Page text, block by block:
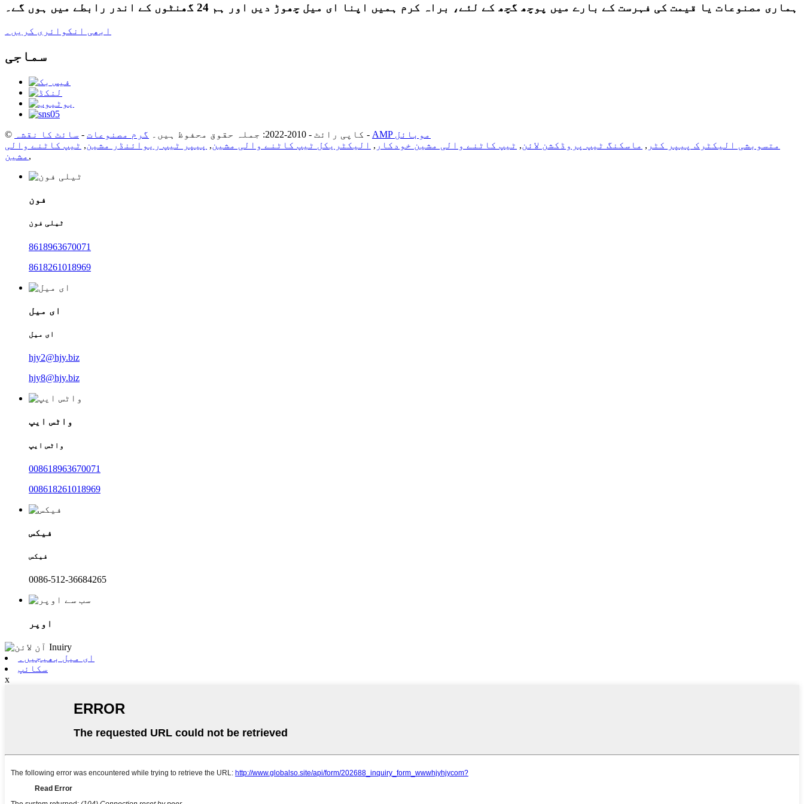
ہماری مصنوعات یا قیمت کی فہرست کے بارے میں پوچھ گچھ کے لئے، براہ کرم ہمیں اپنا ای میل چھوڑ دیں اور ہم 24 گھنٹوں کے اندر رابطے میں ہوں گے۔
ابھی انکوائری کریں۔
سماجی
© کاپی رائٹ - 2010-2022: جملہ حقوق محفوظ ہیں۔ گرم مصنوعات - سائٹ کا نقشہ -
AMP موبائل
متسوبشی الیکٹرک پیپر کٹر , ماسکنگ ٹیپ پروڈکشن لائن, ٹیپ کاٹنے والی مشین خودکار , الیکٹریکل ٹیپ کاٹنے والی مشین, پیپر ٹیپ ریوائنڈر مشین, ٹیپ کاٹنے والی
مشین ,
فون
ٹیلی فون
8618963670071
8618261018969
ای میل
ای میل
hjy2@hjy.biz
hjy8@hjy.biz
واٹس ایپ
واٹس ایپ
008618963670071
008618261018969
فیکس
فیکس
0086-512-36684265
اوپر
ای میل بھیجیں۔
سکائپ
x